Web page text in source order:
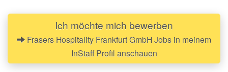
Ich möchte mich bewerben
Frasers Hospitality Frankfurt GmbH Jobs in meinem
InStaff Profil anschauen